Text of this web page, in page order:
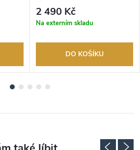
Autorizovaný prodejce.
2 490 Kč
Na externím skladu
DO KOŠÍKU